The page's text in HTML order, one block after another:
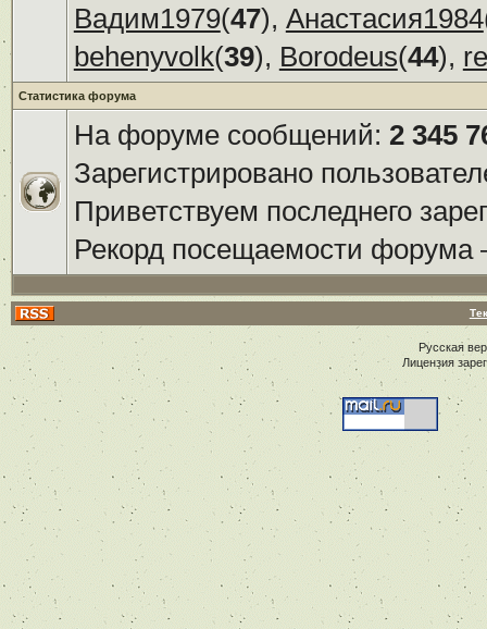
Вадим1979(47), Анастасия1984
behenyvolk(39), Borodeus(44),
Статистика форума
На форуме сообщений: 2 345
Зарегистрировано
Приветствуем последнего
Рекорд посещаемости
Русская
Лицензия